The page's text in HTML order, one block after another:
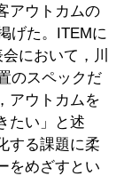
アウトカムの
げた。ITEMに
において，川
のスペックだ
アウトカムを
たい」と述
する課題に柔
をめざすとい